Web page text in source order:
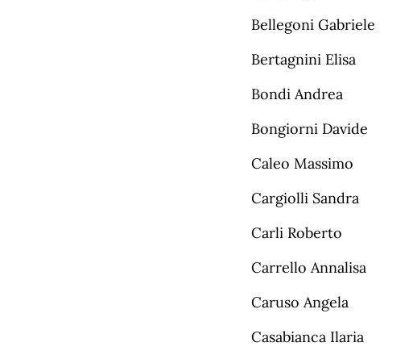
Bellegoni Gabriele
Bertagnini Elisa
Bondi Andrea
Bongiorni Davide
Caleo Massimo
Cargiolli Sandra
Carli Roberto
Carrello Annalisa
Caruso Angela
Casabianca Ilaria